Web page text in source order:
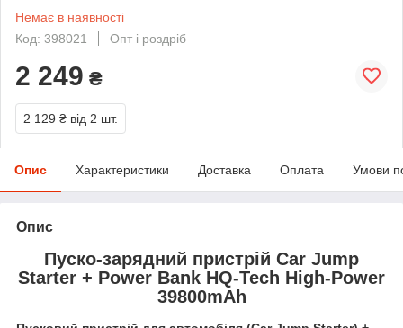
Немає в наявності
Код: 398021
Опт і роздріб
2 249 ₴
2 129 ₴ від 2 шт.
Опис Характеристики Доставка Оплата Умови
Опис
Пуско-зарядний пристрій Car Jump
Starter + Power Bank HQ-Tech High-Power
39800mAh